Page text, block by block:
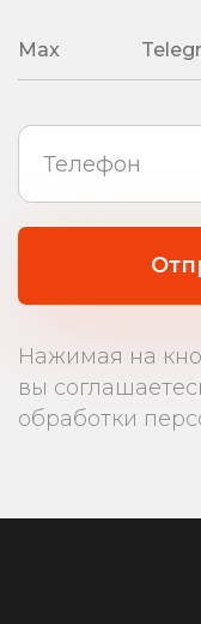
Max
Нажимая на
вы
обработки